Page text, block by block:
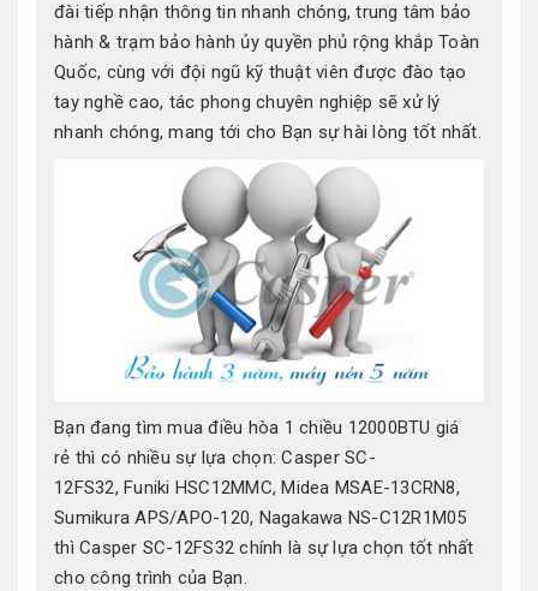
đài tiếp nhận thông tin nhanh chóng, trung tâm bảo
hành & trạm bảo hành ủy quyền phủ rộng khắp Toàn
Quốc, cùng với đội ngũ kỹ thuật viên được đào tạo
tay nghề cao, tác phong chuyên nghiệp sẽ xử lý
nhanh chóng, mang tới cho Bạn sự hài lòng tốt nhất.
Bạn đang tìm mua điều hòa 1 chiều 12000BTU giá
rẻ thì có nhiều sự lựa chọn: Casper SC-
12FS32, Funiki HSC12MMC, Midea MSAE-13CRN8,
Sumikura APS/APO-120, Nagakawa NS-C12R1M05
thì Casper SC-12FS32 chính là sự lựa chọn tốt nhất
cho công trình của Bạn.